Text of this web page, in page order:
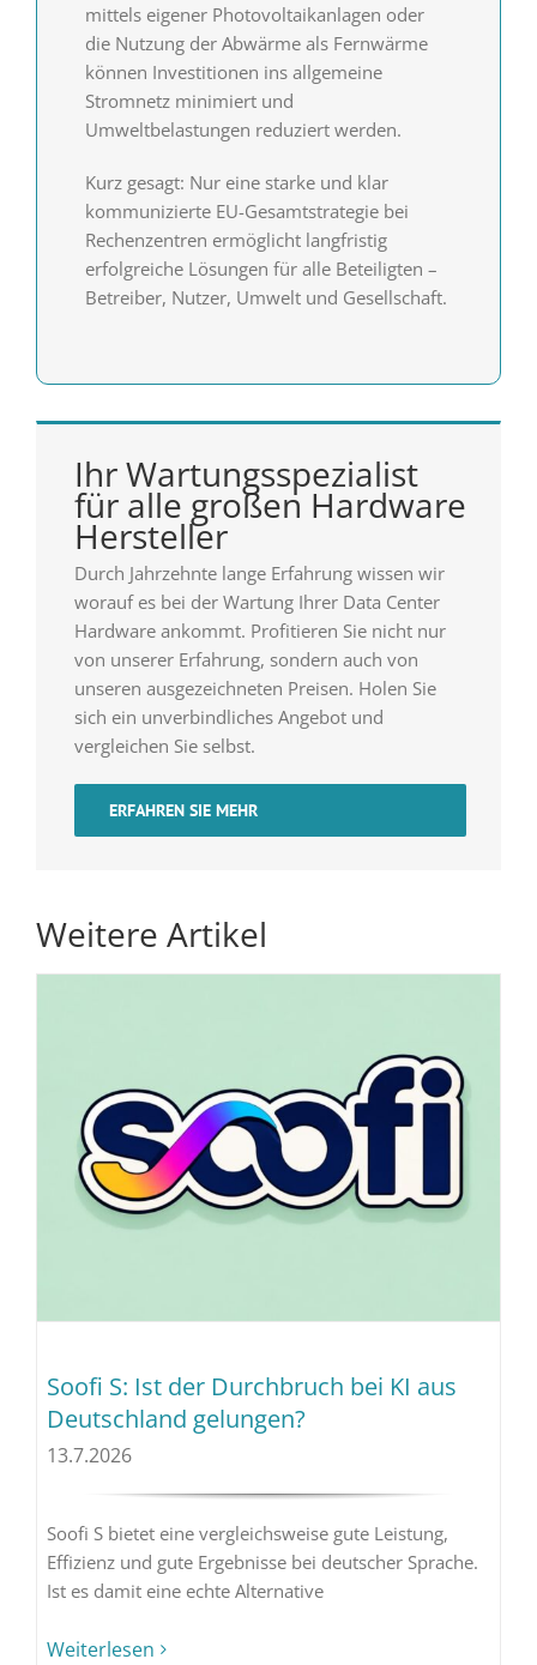
mittels eigener Photovoltaikanlagen oder
die Nutzung der Abwärme als Fernwärme
können Investitionen ins allgemeine
Stromnetz minimiert und
Umweltbelastungen reduziert werden.
Kurz gesagt: Nur eine starke und klar
kommunizierte EU-Gesamtstrategie bei
Rechenzentren ermöglicht langfristig
erfolgreiche Lösungen für alle Beteiligten –
Betreiber, Nutzer, Umwelt und Gesellschaft.
Ihr Wartungsspezialist
für alle großen Hardware
Hersteller
Durch Jahrzehnte lange Erfahrung wissen wir
worauf es bei der Wartung Ihrer Data Center
Hardware ankommt. Profitieren Sie nicht nur
von unserer Erfahrung, sondern auch von
unseren ausgezeichneten Preisen. Holen Sie
sich ein unverbindliches Angebot und
vergleichen Sie selbst.
ERFAHREN SIE MEHR
Weitere Artikel
Soofi S: Ist der Durchbruch bei KI aus
Deutschland gelungen?
13.7.2026
Soofi S bietet eine vergleichsweise gute Leistung,
Effizienz und gute Ergebnisse bei deutscher Sprache.
Ist es damit eine echte Alternative
Weiterlesen